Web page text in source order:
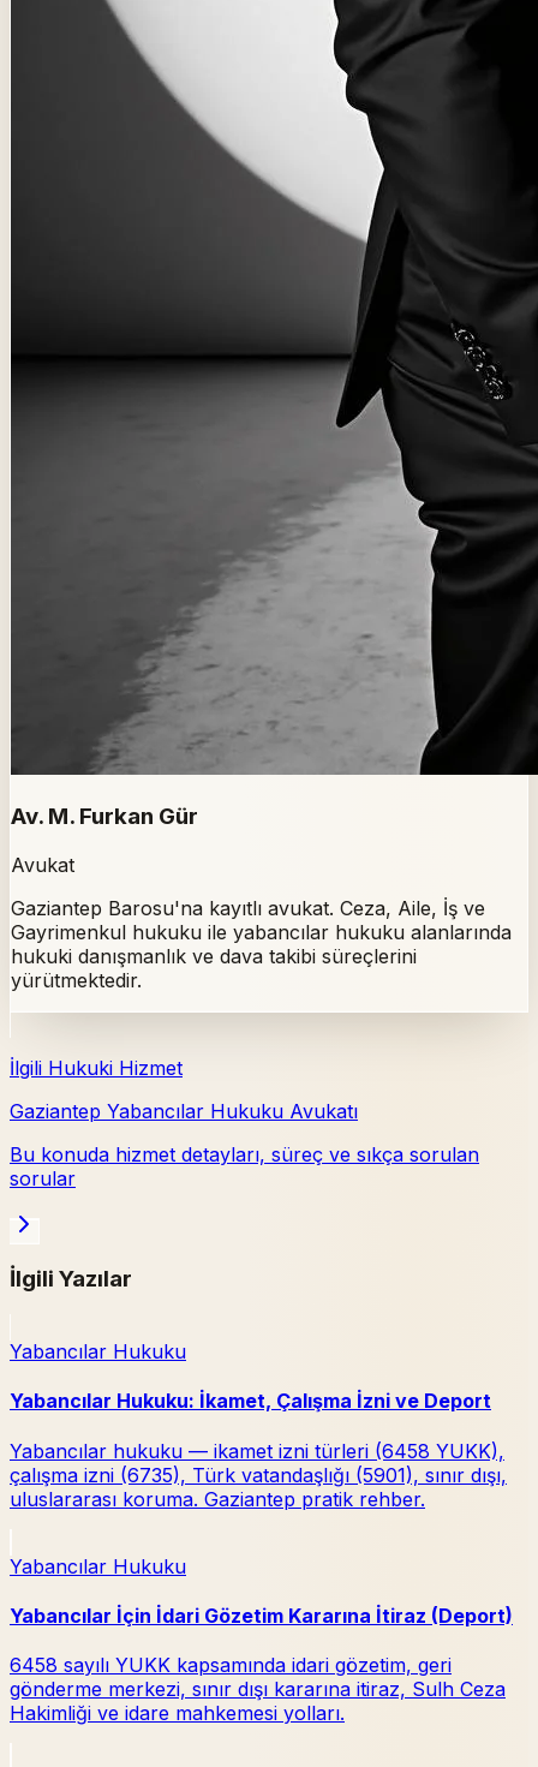
Av. M. Furkan Gür
Avukat
Gaziantep Barosu'na kayıtlı avukat. Ceza, Aile, İş ve
Gayrimenkul hukuku ile yabancılar hukuku alanlarında
hukuki danışmanlık ve dava takibi süreçlerini
yürütmektedir.
İlgili Hukuki Hizmet
Gaziantep Yabancılar Hukuku Avukatı
Bu konuda hizmet detayları, süreç ve sıkça sorulan
sorular
İlgili Yazılar
Yabancılar Hukuku
Yabancılar Hukuku: İkamet, Çalışma İzni ve Deport
Yabancılar hukuku — ikamet izni türleri (6458 YUKK),
çalışma izni (6735), Türk vatandaşlığı (5901), sınır dışı,
uluslararası koruma. Gaziantep pratik rehber.
Yabancılar Hukuku
Yabancılar İçin İdari Gözetim Kararına İtiraz (Deport)
6458 sayılı YUKK kapsamında idari gözetim, geri
gönderme merkezi, sınır dışı kararına itiraz, Sulh Ceza
Hakimliği ve idare mahkemesi yolları.